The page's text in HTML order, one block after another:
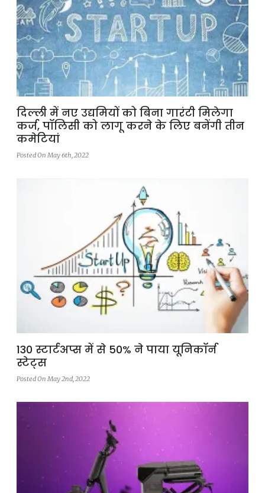
दिल्ली में नए उद्यमियों को बिना गारंटी मिलेगा
कर्ज, पॉलिसी को लागू करने के लिए बनेंगी तीन
कमेटियां
Posted On May 6th, 2022
130 स्टार्टअप्स में से 50% ने पाया यूनिकॉर्न
स्टेट्स
Posted On May 2nd, 2022